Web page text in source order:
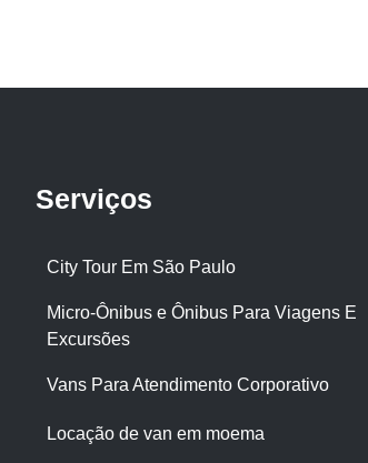
Serviços
City Tour Em São Paulo
Micro-Ônibus e Ônibus Para Viagens E
Excursões
Vans Para Atendimento Corporativo
Locação de van em moema